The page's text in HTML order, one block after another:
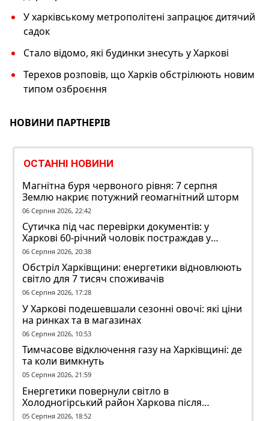
У харківському метрополітені запрацює дитячий
садок
Стало відомо, які будинки знесуть у Харкові
Терехов розповів, що Харків обстрілюють новим
типом озброєння
НОВИНИ ПАРТНЕРІВ
ОСТАННІ НОВИНИ
Магнітна буря червоного рівня: 7 серпня
Землю накриє потужний геомагнітний шторм
06 Серпня 2026, 22:42
Сутичка під час перевірки документів: у
Харкові 60-річний чоловік постраждав у
конфлікті з ТЦК
06 Серпня 2026, 20:38
Обстріл Харківщини: енергетики відновлюють
світло для 7 тисяч споживачів
06 Серпня 2026, 17:28
У Харкові подешевшали сезонні овочі: які ціни
на ринках та в магазинах
06 Серпня 2026, 10:53
Тимчасове відключення газу на Харківщині: де
та коли вимкнуть
05 Серпня 2026, 21:59
Енергетики повернули світло в
Холодногірський район Харкова після
ворожого обстрілу
05 Серпня 2026, 18:52